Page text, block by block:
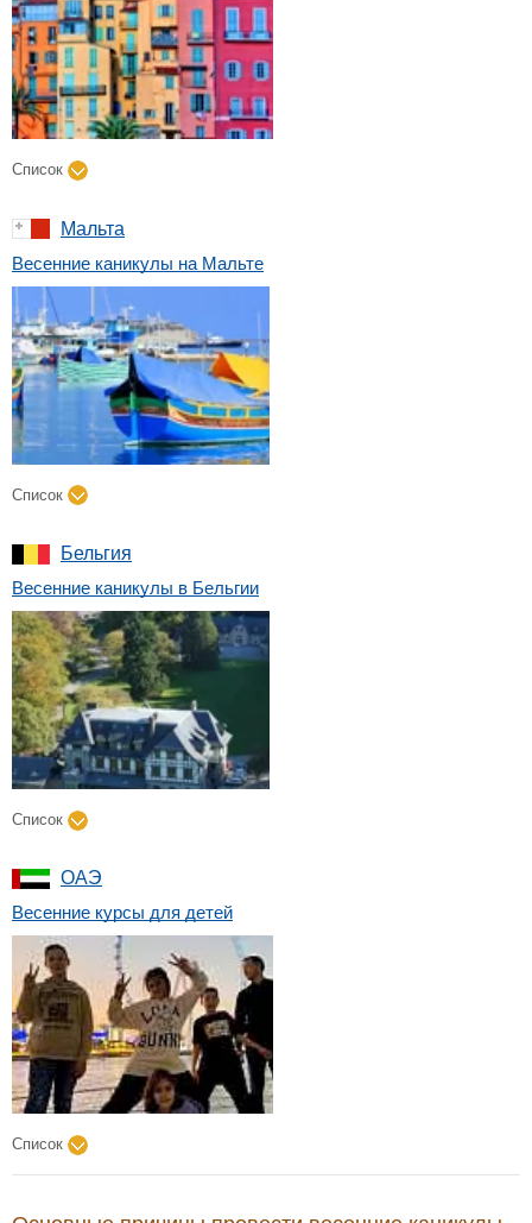
Список
Мальта
Весенние каникулы на Мальте
Список
Бельгия
Весенние каникулы в Бельгии
Список
ОАЭ
Весенние курсы для детей
Список